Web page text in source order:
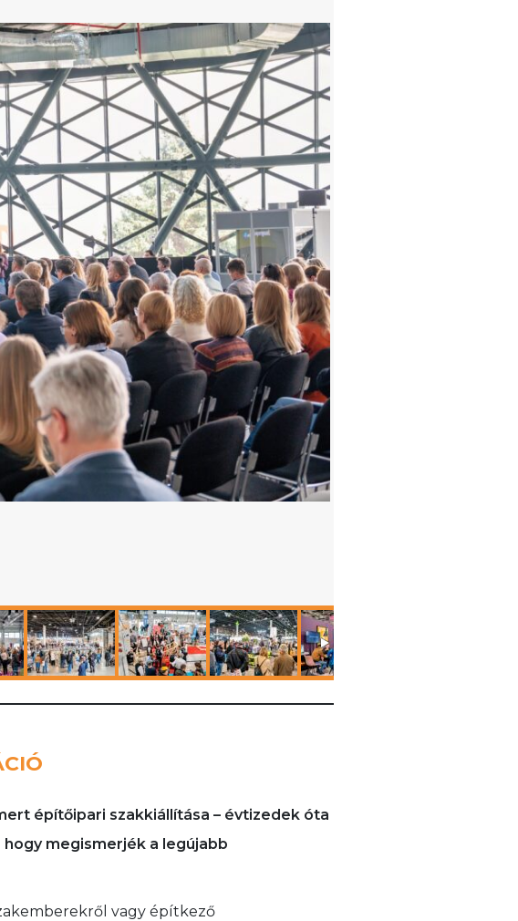
építőipari szakkiállítása – évtizedek óta
megismerjék a legújabb
vagy építkező